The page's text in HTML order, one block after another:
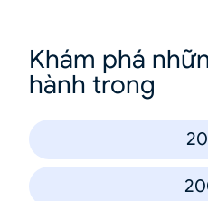
Khám phá
hành trong